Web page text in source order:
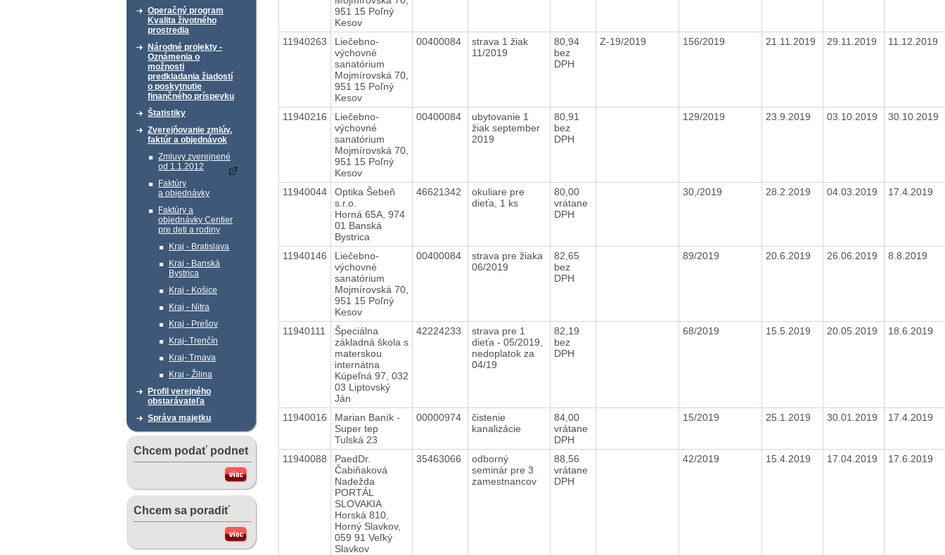
Operačný program
Kvalita životného
prostredia
Národné projekty -
Oznámenia o
možnosti
predkladania žiadostí
o poskytnutie
finančného príspevku
Štatistiky
Zverejňovanie zmlúv,
faktúr a objednávok
Zmluvy zverejnené
od 1.1.2012
Faktúry
a objednávky
Faktúry a
objednávky Centier
pre deti a rodiny
Kraj - Bratislava
Kraj - Banská
Bystrica
Kraj - Košice
Kraj - Nitra
Kraj - Prešov
Kraj- Trenčín
Kraj- Trnava
Kraj - Žilina
Profil verejného
obstarávateľa
Správa majetku
Chcem podať podnet
Chcem sa poradiť
951 15 Poľný
Kesov
11940263
Liečebno-
výchovné
sanatórium
Mojmírovská 70,
951 15 Poľný
Kesov
00400084
strava 1 žiak
11/2019
80,94
bez
DPH
Z-19/2019 156/2019 21.11.2019 29.11.2019 11.12.2019
11940216
Liečebno-
výchovné
sanatórium
Mojmírovská 70,
951 15 Poľný
Kesov
00400084
ubytovanie 1
žiak september
2019
80,91
bez
DPH
129/2019 23.9.2019 03.10.2019 30.10.2019
11940044
Optika Šebeň
s.r.o.
Horná 65A, 974
01 Banská
Bystrica
46621342
okuliare pre
dieťa, 1 ks
80,00
vrátane
DPH
30,/2019 28.2.2019 04.03.2019 17.4.2019
11940146
Liečebno-
výchovné
sanatórium
Mojmírovská 70,
951 15 Poľný
Kesov
00400084
strava pre žiaka
06/2019
82,65
bez
DPH
89/2019 20.6.2019 26.06.2019 8.8.2019
11940111
Špeciálna
základná škola s
materskou
internátna
Kúpeľná 97, 032
03 Liptovský
Ján
42224233
strava pre 1
dieťa - 05/2019,
nedoplatok za
04/19
82,19
bez
DPH
68/2019 15.5.2019 20.05.2019 18.6.2019
11940016
Marian Baník -
Super tep
Tulská 23
00000974
čistenie
kanalizácie
84,00
vrátane
DPH
15/2019 25.1.2019 30.01.2019 17.4.2019
11940088
PaedDr.
Čabiňaková
Nadežda
PORTÁL
SLOVAKIA
Horská 810,
Horný Slavkov,
059 91 Veľký
Slavkov
35463066
odborný
seminár pre 3
zamestnancov
88,56
vrátane
DPH
42/2019 15.4.2019 17.04.2019 17.6.2019